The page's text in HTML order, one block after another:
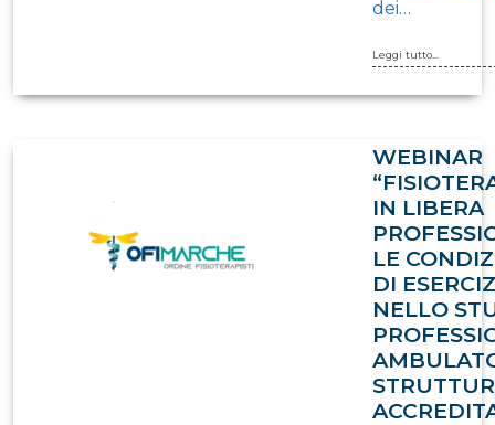
dei…
Leggi tutto...
WEBINAR
IN LIBERA
LE
DI
NELLO